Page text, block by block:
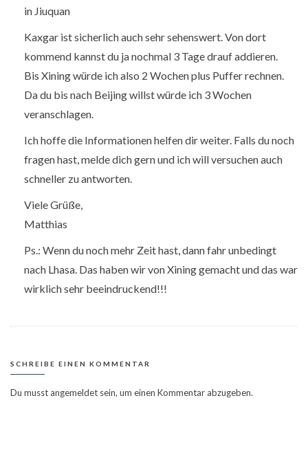
in Jiuquan
Kaxgar ist sicherlich auch sehr sehenswert. Von dort
kommend kannst du ja nochmal 3 Tage drauf addieren.
Bis Xining würde ich also 2 Wochen plus Puffer rechnen.
Da du bis nach Beijing willst würde ich 3 Wochen
veranschlagen.
Ich hoffe die Informationen helfen dir weiter. Falls du noch
fragen hast, melde dich gern und ich will versuchen auch
schneller zu antworten.
Viele Grüße,
Matthias
Ps.: Wenn du noch mehr Zeit hast, dann fahr unbedingt
nach Lhasa. Das haben wir von Xining gemacht und das war
wirklich sehr beeindruckend!!!
SCHREIBE EINEN KOMMENTAR
Du musst angemeldet sein, um einen Kommentar abzugeben.